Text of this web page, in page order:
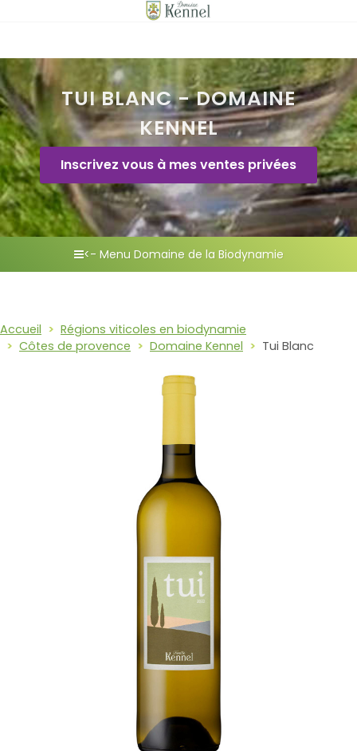
TUI BLANC - DOMAINE
KENNEL
Inscrivez vous à mes ventes privées
<- Menu Domaine de la Biodynamie
Accueil
Régions viticoles en biodynamie
Côtes de provence
Domaine Kennel Tui Blanc